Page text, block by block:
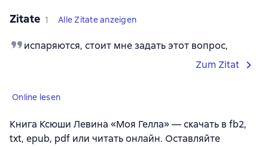
Zitate 1 Alle Zitate anzeigen
испаряются, стоит мне задать этот вопрос,
Zum Zitat
Online lesen
Книга Ксюши Левина «Моя Гелла» — скачать в fb2,
txt, epub, pdf или читать онлайн. Оставляйте